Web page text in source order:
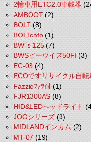
2輪車用ETC2.0車載器
AMBOOT(2)
BOLT(8)
BOLTcafe(1)
BW'ｓ125(7)
BWSビーウイズ50FI(3)
EC-03(4)
ECOですリサイクル自転
Fazzioﾌｧﾂｨｵ(1)
FJR1300AS(8)
HID&LEDヘッドライト
JOGシリーズ(3)
MIDLANDインカム(2)
MT-07(19)